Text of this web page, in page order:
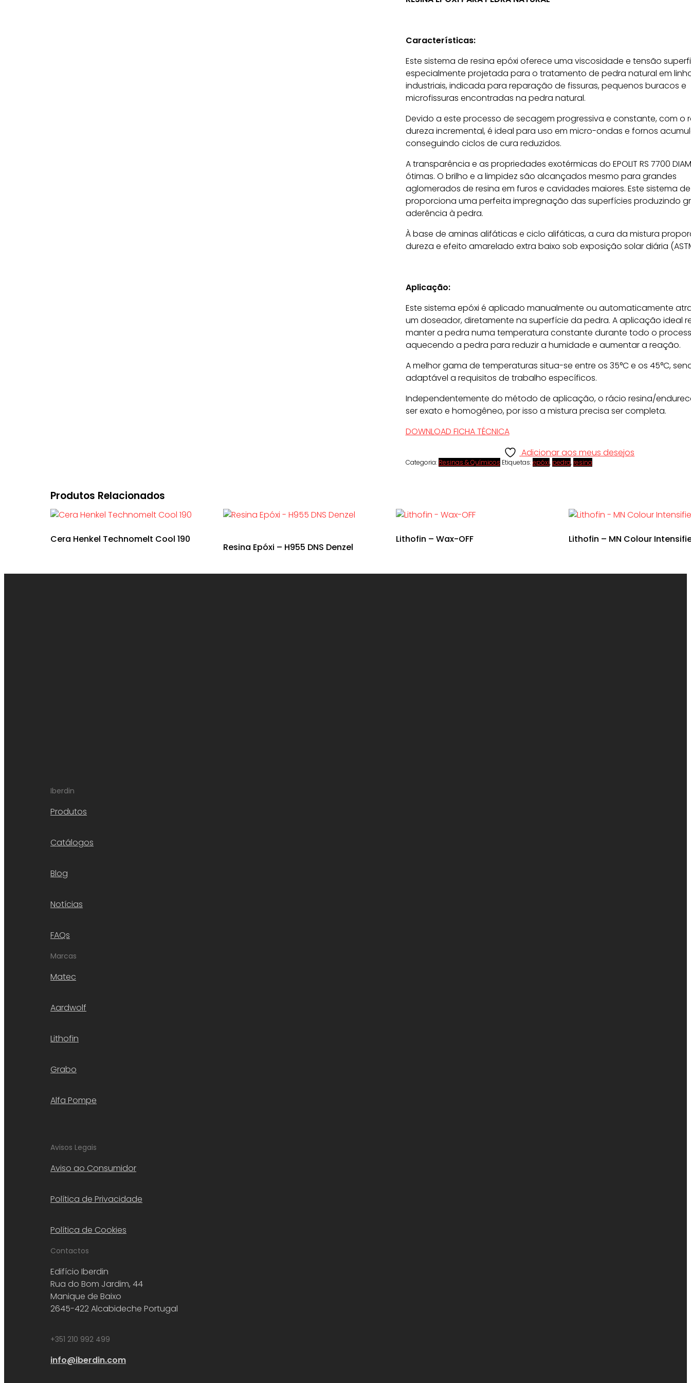
Características:
Este sistema de resina epóxi oferece uma viscosidade e tensão
especialmente projetada para o tratamento de pedra natural em
industriais, indicada para reparação de fissuras, pequenos buracos e
microfissuras encontradas na pedra natural.
Devido a este processo de secagem progressiva e constante, com o
dureza incremental, é ideal para uso em micro-ondas e fornos
conseguindo ciclos de cura reduzidos.
A transparência e as propriedades exotérmicas do EPOLIT RS 7700
ótimas. O brilho e a limpidez são alcançados mesmo para grandes
aglomerados de resina em furos e cavidades maiores. Este sistema
proporciona uma perfeita impregnação das superfícies produzindo
aderência à pedra.
À base de aminas alifáticas e ciclo alifáticas, a cura da mistura
dureza e efeito amarelado extra baixo sob exposição solar diária
Aplicação:
Este sistema epóxi é aplicado manualmente ou automaticamente
um doseador, diretamente na superfície da pedra. A aplicação ideal
manter a pedra numa temperatura constante durante todo o
aquecendo a pedra para reduzir a humidade e aumentar a reação.
A melhor gama de temperaturas situa-se entre os 35°C e os 45°C,
adaptável a requisitos de trabalho específicos.
Independentemente do método de aplicação, o rácio resina/
ser exato e homogêneo, por isso a mistura precisa ser completa.
DOWNLOAD FICHA TÉCNICA
Adicionar aos meus desejos
Categoria: Resinas & Químicos Etiquetas:epóxi, pedra, resina
Produtos Relacionados
Cera Henkel Technomelt Cool 190
Resina Epóxi – H955 DNS Denzel
Lithofin – Wax-OFF Lithofin – MN Colour
Iberdin
Produtos
Catálogos
Blog
Notícias
FAQs
Marcas
Matec
Aardwolf
Lithofin
Grabo
Alfa Pompe
Avisos Legais
Aviso ao Consumidor
Política de Privacidade
Política de Cookies
Contactos
Edifício Iberdin
Rua do Bom Jardim, 44
Manique de Baixo
2645-422 Alcabideche Portugal
+351 210 992 499
info@iberdin.com